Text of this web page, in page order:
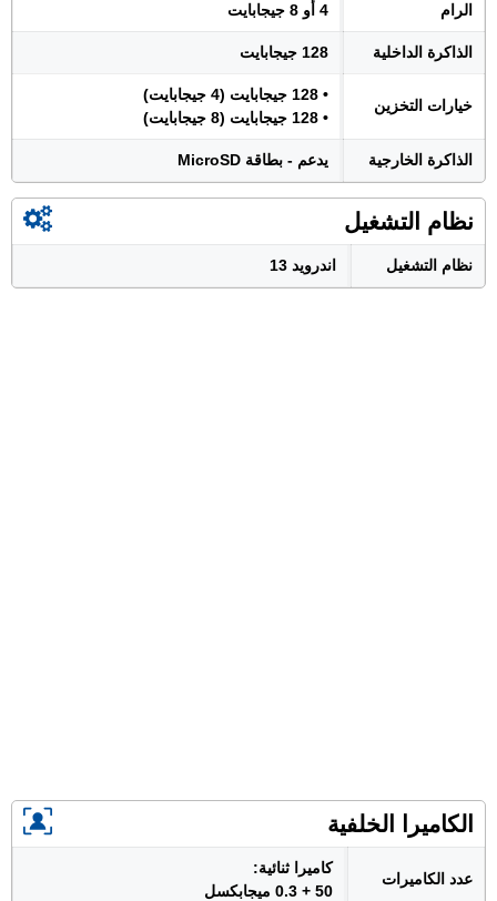
الرام 4 أو 8 جيجابايت
الذاكرة الداخلية 128 جيجابايت
خيارات التخزين
• 128 جيجابايت (4 جيجابايت)
• 128 جيجابايت (8 جيجابايت)
الذاكرة الخارجية يدعم - بطاقة MicroSD
نظام التشغيل
نظام التشغيل اندرويد 13
الكاميرا الخلفية
عدد الكاميرات
كاميرا ثنائية:
50 + 0.3 ميجابكسل